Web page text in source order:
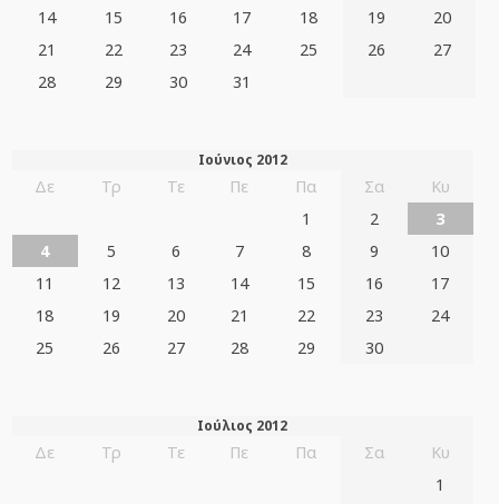
14
15 16 17 18 19
20
21
22 23 24 25 26
27
28
29 30 31
Ιούνιος 2012
Δε Τρ Τε Πε Πα Σα
Κυ
1
2
3
4
5 6 7 8 9
10
11
12 13 14 15 16
17
18
19 20 21 22 23
24
25
26 27 28 29 30
Ιούλιος 2012
Δε Τρ Τε Πε Πα Σα
Κυ
1